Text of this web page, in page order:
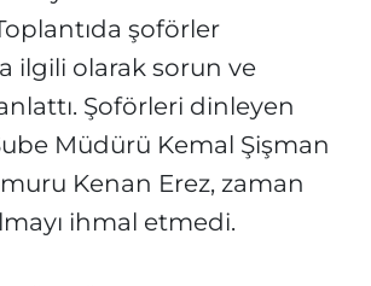
şoförler
ilgili olarak sorun ve
Şoförleri dinleyen
Müdürü Kemal Şişman
Kenan Erez, zaman
ihmal etmedi.